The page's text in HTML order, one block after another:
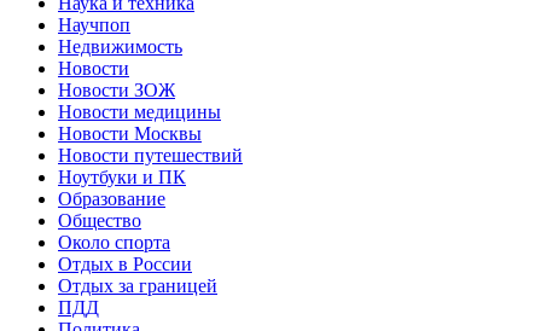
Научпоп
Недвижимость
Новости
Новости ЗОЖ
Новости медицины
Новости Москвы
Новости путешествий
Ноутбуки и ПК
Образование
Общество
Около спорта
Отдых в России
Отдых за границей
ПДД